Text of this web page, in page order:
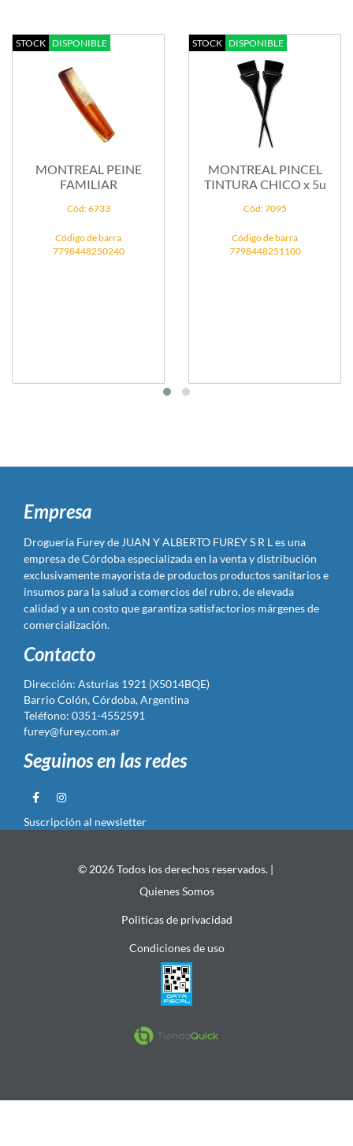
STOCK DISPONIBLE
MONTREAL PEINE
FAMILIAR
Cód: 6733
Código de barra
7798448250240
STOCK DISPONIBLE
MONTREAL PINCEL
TINTURA CHICO x 5u
Cód: 7095
Código de barra
7798448251100
Empresa
Droguería Furey de JUAN Y ALBERTO FUREY S R L es una
empresa de Córdoba especializada en la venta y distribución
exclusivamente mayorista de productos productos sanitarios e
insumos para la salud a comercios del rubro, de elevada
calidad y a un costo que garantiza satisfactorios márgenes de
comercialización.
Contacto
Dirección: Asturias 1921 (X5014BQE)
Barrio Colón, Córdoba, Argentina
Teléfono: 0351-4552591
furey@furey.com.ar
Seguinos en las redes
Suscripción al newsletter
© 2026 Todos los derechos reservados. |
Quienes Somos
Politicas de privacidad
Condiciones de uso